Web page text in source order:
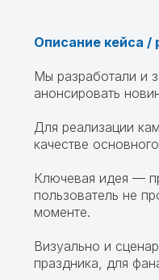
Описание кейса /
Мы разработали и
анонсировать
Для реализации
качестве
Ключевая идея —
пользователь не
моменте.
Визуально и
праздника, для